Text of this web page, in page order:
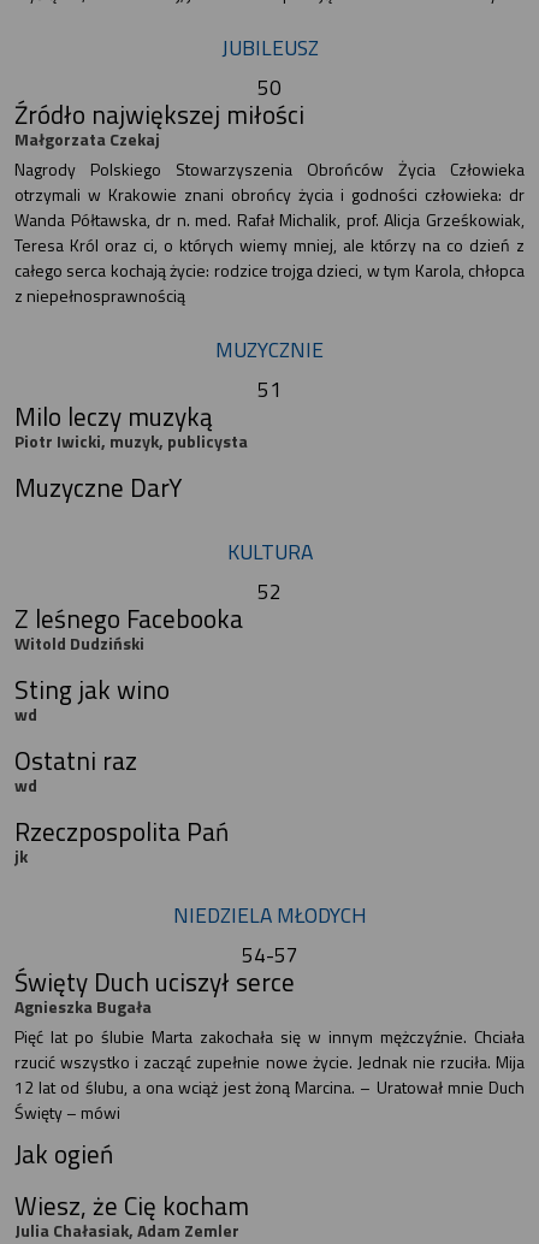
JUBILEUSZ
50
Źródło największej miłości
Małgorzata Czekaj
Nagrody Polskiego Stowarzyszenia Obrońców Życia Człowieka
otrzymali w Krakowie znani obrońcy życia i godności człowieka: dr
Wanda Półtawska, dr n. med. Rafał Michalik, prof. Alicja Grześkowiak,
Teresa Król oraz ci, o których wiemy mniej, ale którzy na co dzień z
całego serca kochają życie: rodzice trojga dzieci, w tym Karola, chłopca
z niepełnosprawnością
MUZYCZNIE
51
Milo leczy muzyką
Piotr Iwicki, muzyk, publicysta
Muzyczne DarY
KULTURA
52
Z leśnego Facebooka
Witold Dudziński
Sting jak wino
wd
Ostatni raz
wd
Rzeczpospolita Pań
jk
NIEDZIELA MŁODYCH
54-57
Święty Duch uciszył serce
Agnieszka Bugała
Pięć lat po ślubie Marta zakochała się w innym mężczyźnie. Chciała
rzucić wszystko i zacząć zupełnie nowe życie. Jednak nie rzuciła. Mija
12 lat od ślubu, a ona wciąż jest żoną Marcina. – Uratował mnie Duch
Święty – mówi
Jak ogień
Wiesz, że Cię kocham
Julia Chałasiak, Adam Zemler